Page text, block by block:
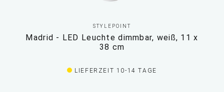
STYLEPOINT
Madrid - LED Leuchte dimmbar, weiß, 11 x
38 cm
LIEFERZEIT 10-14 TAGE